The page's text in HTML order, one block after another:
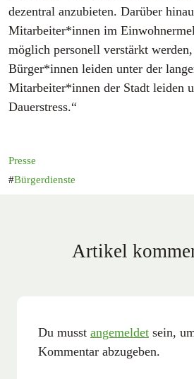
dezentral anzubieten. Darüber
Mitarbeiter*innen im
möglich personell verstärkt
Bürger*innen leiden unter der
Mitarbeiter*innen der Stadt leiden
Dauerstress.“
Presse
Bürgerdienste
Artikel
Du musst angemeldet sein,
Kommentar abzugeben.